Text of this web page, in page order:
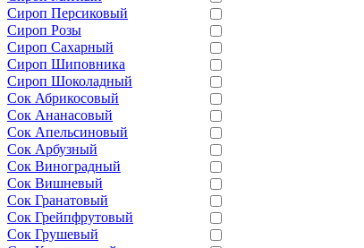
Сироп Персиковый
Сироп Розы
Сироп Сахарный
Сироп Шиповника
Сироп Шоколадный
Сок Абрикосовый
Сок Ананасовый
Сок Апельсиновый
Сок Арбузный
Сок Виноградный
Сок Вишневый
Сок Гранатовый
Сок Грейпфрутовый
Сок Грушевый